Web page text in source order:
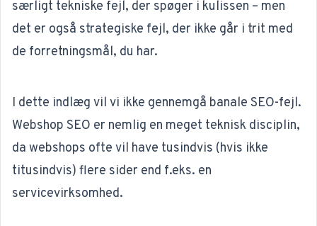
særligt tekniske fejl, der spøger i kulissen – men
det er også strategiske fejl, der ikke går i trit med
de forretningsmål, du har.
I dette indlæg vil vi ikke gennemgå banale SEO-fejl.
Webshop SEO er nemlig en meget teknisk disciplin,
da webshops ofte vil have tusindvis (hvis ikke
titusindvis) flere sider end f.eks. en
servicevirksomhed.